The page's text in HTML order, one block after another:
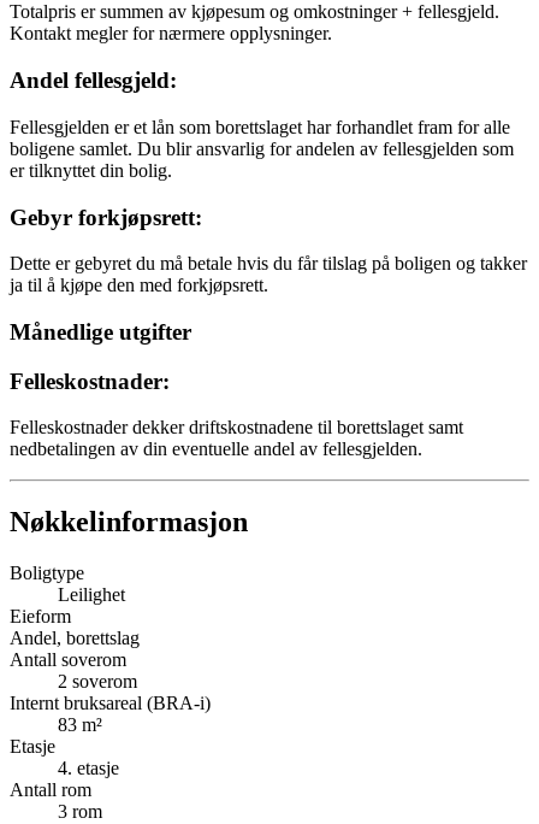
Totalpris er summen av kjøpesum og omkostninger + fellesgjeld.
Kontakt megler for nærmere opplysninger.
Andel fellesgjeld:
Fellesgjelden er et lån som borettslaget har forhandlet fram for alle
boligene samlet. Du blir ansvarlig for andelen av fellesgjelden som
er tilknyttet din bolig.
Gebyr forkjøpsrett:
Dette er gebyret du må betale hvis du får tilslag på boligen og takker
ja til å kjøpe den med forkjøpsrett.
Månedlige utgifter
Felleskostnader:
Felleskostnader dekker driftskostnadene til borettslaget samt
nedbetalingen av din eventuelle andel av fellesgjelden.
Nøkkelinformasjon
Boligtype
Leilighet
Eieform
Andel, borettslag
Antall soverom
2 soverom
Internt bruksareal (BRA-i)
83 m²
Etasje
4. etasje
Antall rom
3 rom